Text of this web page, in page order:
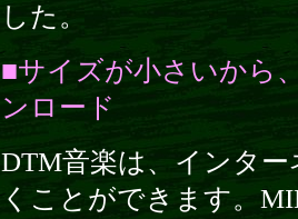
した。
■サイズが小さいから
ンロード
DTM音楽は、インタ
くことができます。